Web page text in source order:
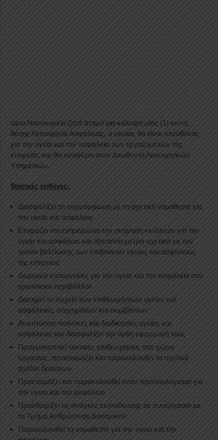
αίειο Νοσοκομείο ζητά άτομο για κάλυψη μίας (1) κενής
θέσης Λειτουργού Ασφάλειας, ο οποίος θα είναι υπεύθυνος
για την υγεία και την ασφάλεια των εργαζομένων της
εταιρείας και θα αναφέρει στον Διευθυντή Λειτουργικών
Υπηρεσιών.
Βασικές ευθύνες:
Διασφαλίζει τη συμμόρφωση με τη σχετική νομοθεσία για
την υγεία και ασφάλεια
Ετοιμάζει και ενημερώνει την εκτίμηση κινδύνων για την
υγεία και ασφάλεια και προτείνει μέτρα σχετικά με τον
τρόπο βελτίωσης των επιδόσεων υγείας και ασφάλειας
της εταιρείας
Διερευνά καταγγελίες για την υγεία και την ασφάλεια στο
εργασιακό περιβάλλον
Διατηρεί το αρχείο των επιθεωρήσεων υγείας και
ασφάλειας, ατυχημάτων και συμβάντων
Αναπτύσσει πολιτικές και διαδικασίες υγείας και
ασφάλειας και διασφαλίζει την ορθή εφαρμογή τους
Πραγματοποιεί τακτικές επιθεωρήσεις στο χώρο
εργασίας, προετοιμάζει και παρακολουθεί τα σχετικά
σχέδια δράσεων
Προετοιμάζει και παρακολουθεί έναν προϋπολογισμό για
την υγεία και την ασφάλεια
Προσδιορίζει τις ανάγκες εκπαίδευσης σε συνεργασία με
το Τμήμα Ανθρώπινου Δυναμικού
Παρακολουθεί τη νομοθεσία για την υγεία και την